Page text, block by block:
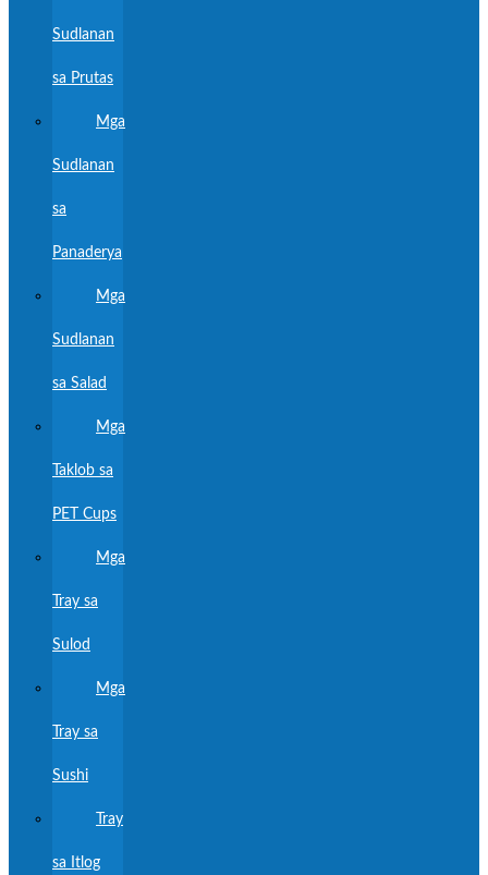
Sudlanan
sa Prutas
Mga
Sudlanan
sa
Panaderya
Mga
Sudlanan
sa Salad
Mga
Taklob sa
PET Cups
Mga
Tray sa
Sulod
Mga
Tray sa
Sushi
Tray
sa Itlog